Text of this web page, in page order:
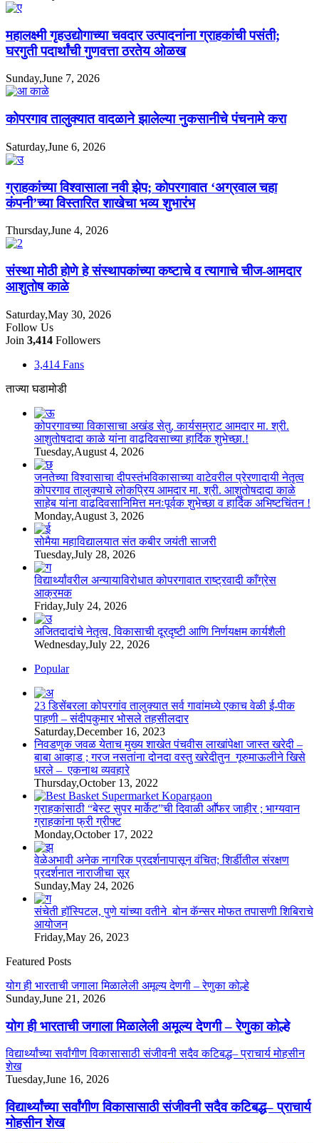
महालक्ष्मी गृहउद्योगाच्या चवदार उत्पादनांना ग्राहकांची पसंती;
घरगुती पदार्थांची गुणवत्ता ठरतेय ओळख
Sunday,June 7, 2026
कोपरगाव तालुक्यात वादळाने झालेल्या नुकसानीचे पंचनामे करा
Saturday,June 6, 2026
ग्राहकांच्या विश्वासाला नवी झेप; कोपरगावात ‘अग्रवाल चहा
कंपनी’च्या विस्तारित शाखेचा भव्य शुभारंभ
Thursday,June 4, 2026
संस्था मोठी होणे हे संस्थापकांच्या कष्टाचे व त्यागाचे चीज-आमदार
आशुतोष काळे
Saturday,May 30, 2026
Follow Us
Join 3,414 Followers
3,414 Fans
ताज्या घडामोडी
कोपरगावच्या विकासाचा अखंड सेतु, कार्यसम्राट आमदार मा. श्री.
आशुतोषदादा काळे यांना वाढदिवसाच्या हार्दिक शुभेच्छा.!
Tuesday,August 4, 2026
जनतेच्या विश्वासाचा दीपस्तंभविकासाच्या वाटेवरील प्रेरणादायी नेतृत्व
कोपरगाव तालुक्याचे लोकप्रिय आमदार मा. श्री. आशुतोषदादा काळे
साहेब यांना वाढदिवसानिमित्त मनःपूर्वक शुभेच्छा व हार्दिक अभिष्टचिंतन !
Monday,August 3, 2026
सोमैया महाविद्यालयात संत कबीर जयंती साजरी
Tuesday,July 28, 2026
विद्यार्थ्यांवरील अन्यायाविरोधात कोपरगावात राष्ट्रवादी काँग्रेस
आक्रमक
Friday,July 24, 2026
अजितदादांचे नेतृत्व, विकासाची दूरदृष्टी आणि निर्णयक्षम कार्यशैली
Wednesday,July 22, 2026
Popular
23 डिसेंबरला कोपरगांव तालुक्‍यात सर्व गावांमध्ये एकाच वेळी ई-पीक
पाहणी – संदीपकुमार भोसले तहसीलदार
Saturday,December 16, 2023
निवडणुक जवळ येताच मुख्य शाखेत पंचवीस लाखांपेक्षा जास्त खरेदी –
बाबा आव्हाड ; गरज नसतांना दोनदा वस्तु खरेदीतुन गूरुमाऊलीने खिसे
धरले – एकनाथ व्यवहारे
Thursday,October 13, 2022
ग्राहकांसाठी “बेस्ट सुपर मार्केट”ची दिवाळी आॕफर जाहीर ; भाग्यवान
ग्राहकांना फ्री ग्रीफ्ट
Monday,October 17, 2022
वेळेअभावी अनेक नागरिक प्रदर्शनापासून वंचित; शिर्डीतील संरक्षण
प्रदर्शनात नाराजीचा सूर
Sunday,May 24, 2026
संचेती हॉस्पिटल, पुणे यांच्या वतीने बोन कॅन्सर मोफत तपासणी शिबिराचे
आयोजन
Friday,May 26, 2023
Featured Posts
योग ही भारताची जगाला मिळालेली अमूल्य देणगी – रेणुका कोल्हे
Sunday,June 21, 2026
योग ही भारताची जगाला मिळालेली अमूल्य देणगी – रेणुका कोल्हे
विद्यार्थ्यांच्या सर्वांगीण विकासासाठी संजीवनी सदैव कटिबद्ध– प्राचार्य मोहसीन
शेख
Tuesday,June 16, 2026
विद्यार्थ्यांच्या सर्वांगीण विकासासाठी संजीवनी सदैव कटिबद्ध– प्राचार्य
मोहसीन शेख